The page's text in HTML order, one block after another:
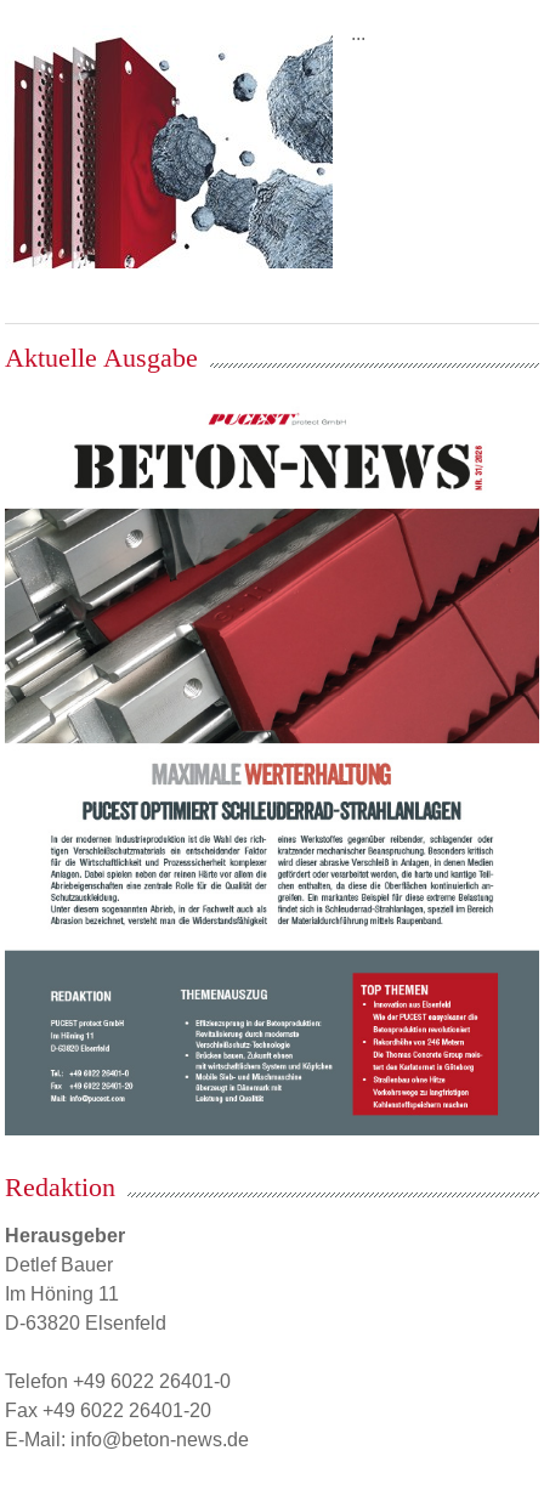
...
Aktuelle Ausgabe
Redaktion
Herausgeber
Detlef Bauer
Im Höning 11
D-63820 Elsenfeld
Telefon +49 6022 26401-0
Fax +49 6022 26401-20
E-Mail: info@beton-news.de